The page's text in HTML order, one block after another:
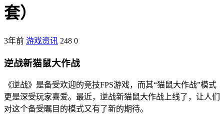
套）
3年前 游戏资讯 248 0
逆战新猫鼠大作战
《逆战》是备受欢迎的竞技FPS游戏，而其“猫鼠大作战”模式
更是深受玩家喜爱。最近，逆战新猫鼠大作战上线了，让人们
对这个备受瞩目的模式又有了新的期待。